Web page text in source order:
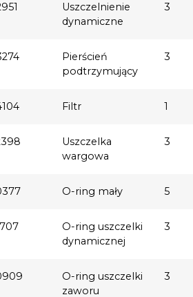
Uszczelnienie
dynamiczne
3
Pierścień
podtrzymujący
3
Filtr 1
Uszczelka
wargowa
3
O-ring mały 5
O-ring uszczelki
dynamicznej
3
O-ring uszczelki
zaworu
3